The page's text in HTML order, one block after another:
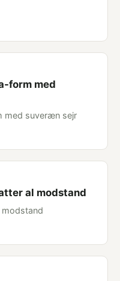
form med
med suveræn sejr
al modstand
modstand